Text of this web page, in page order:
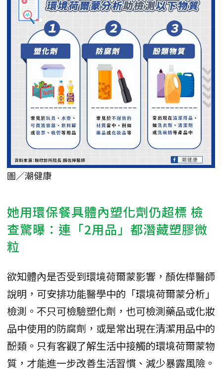
圖／潮健康
她用環保餐具體內塑化劑仍超標 檢
查驚曝：連「2用品」都潛藏塑膠微
粒
欲知體內是否受到環境荷爾蒙影響，顏佐樺醫師
說明，可安排功能醫學中的「環境荷爾蒙分析」
檢測。不只可檢驗塑化劑，也可檢測藥品或化妝
品中使用的防腐劑，或是常出現在清潔用品中的
酚類。只有客觀了解生活中接觸的環境荷爾蒙物
質，才能進一步改善生活習慣、減少暴露風險。